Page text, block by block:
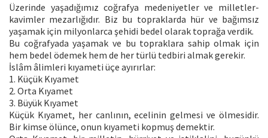
Üzerinde yaşadığımız coğrafya medeniyetler ve milletler-
kavimler mezarlığıdır. Biz bu topraklarda hür ve bağımsız
yaşamak için milyonlarca şehidi bedel olarak toprağa verdik.
Bu coğrafyada yaşamak ve bu topraklara sahip olmak için
hem bedel ödemek hem de her türlü tedbiri almak gerekir.
İslâm âlimleri kıyameti üçe ayırırlar:
1. Küçük Kıyamet
2. Orta Kıyamet
3. Büyük Kıyamet
Küçük Kıyamet, her canlının, ecelinin gelmesi ve ölmesidir.
Bir kimse ölünce, onun kıyameti kopmuş demektir.